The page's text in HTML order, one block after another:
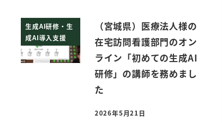
生成AI研修・生
成AI導入支援
（宮城県）医療法人様の
在宅訪問看護部門のオン
ライン「初めての生成AI
研修」の講師を務めまし
た
投稿日
2026年5月21日